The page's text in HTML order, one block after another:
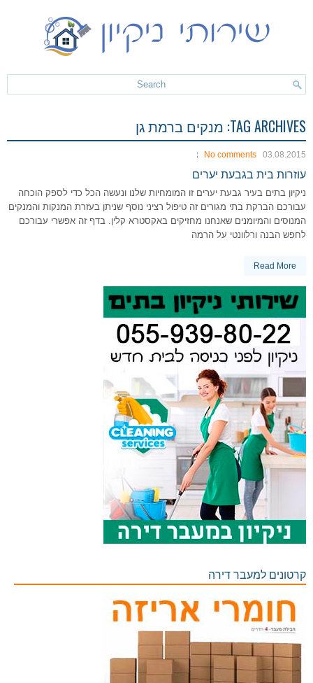
TAG ARCHIVES: מנקים ברמת גן
03.08.2015
No comments
עוזרות בית בגבעת יערים
ניקיון בתים בעיר גבעת יערים זו המומחיות שלנו ונעשה הכל כדי לספק הוכחה
עבורכם הברקת בתי מגורים זה טיפול רציני נוסף שניתן בעזרת המנקות והמנקים
המנוסים והמיומנים שאנחנו מחזיקים באקסטרא קלין. בדף זה אפשרי עבורכם
לחפש הבנה ורלוונטי על הרמה
Read More
קרטונים למעבר דירה